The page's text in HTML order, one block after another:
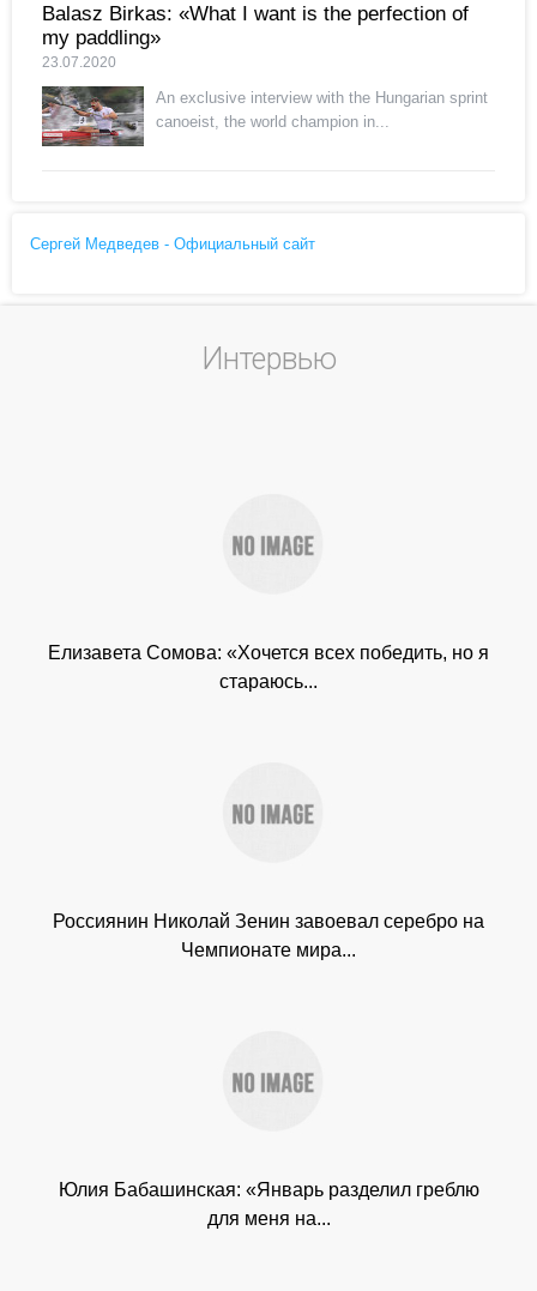
Balasz Birkas: «What I want is the perfection of
my paddling»
23.07.2020
An exclusive interview with the Hungarian sprint
canoeist, the world champion in...
Сергей Медведев - Официальный сайт
Интервью
Елизавета Сомова: «Хочется всех победить, но я
стараюсь...
Россиянин Николай Зенин завоевал серебро на
Чемпионате мира...
Юлия Бабашинская: «Январь разделил греблю
для меня на...